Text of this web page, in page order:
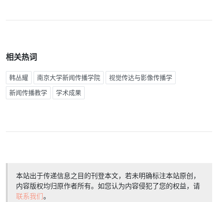
相关热词
韩丛耀 南京大学新闻传播学院 视觉传达与影像传播学
新闻传播教学 学术成果
本站出于传递信息之目的刊登本文，若未明确标注本站原创，
内容版权均归原作者所有。如您认为内容侵犯了您的权益，请
联系我们。